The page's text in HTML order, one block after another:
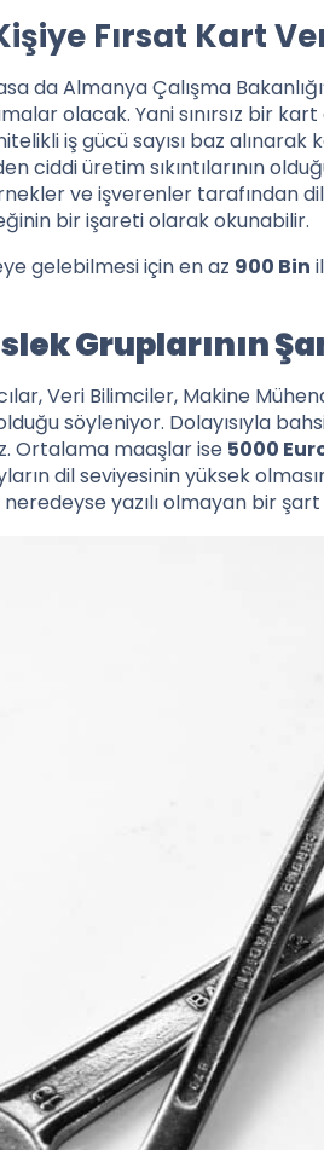
Fırsat Kart
da Almanya Çalışma
olacak. Yani sınırsız bir
iş gücü sayısı baz
ciddi üretim sıkıntılarının
ve işverenler tarafından
bir işareti olarak okunabilir.
gelebilmesi için en az 900 Bin
Gruplarının
Veri Bilimciler, Makine
söyleniyor. Dolayısıyla
Ortalama maaşlar ise 5000
dil seviyesinin yüksek
yazılı olmayan bir şart